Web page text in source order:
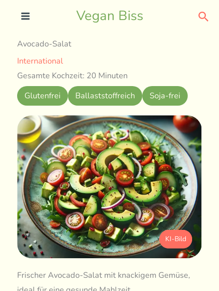
Vegan Biss
Avocado-Salat
International
Gesamte Kochzeit: 20 Minuten
Glutenfrei
Ballaststoffreich Soja-frei
KI-Bild
Frischer Avocado-Salat mit knackigem Gemüse,